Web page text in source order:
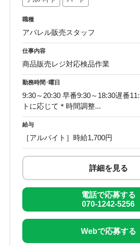
職種
アパレル販売スタッフ
仕事内容
商品販売レジ対応検品作業
勤務時間･曜日
9:30～20:30 早番9:30～18:30遅番
トに応じて＊時間調整...
給与
［アルバイト］時給1,700円
詳細を見る
電話で応募する
070-1242-5256
Webで応募する